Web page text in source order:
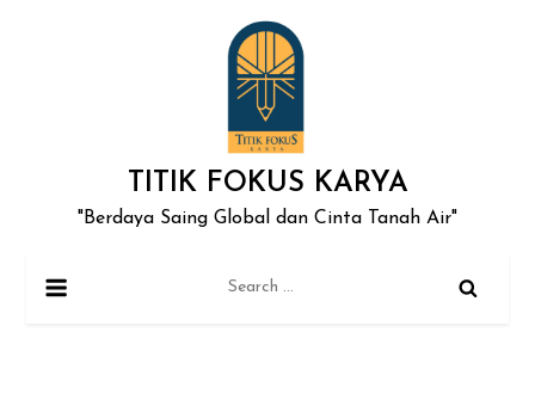
TITIK FOKUS KARYA
"Berdaya Saing Global dan Cinta Tanah Air"
for: